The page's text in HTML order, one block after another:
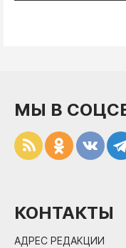
МЫ В
КОНТАКТЫ
АДРЕС РЕДАКЦИИ